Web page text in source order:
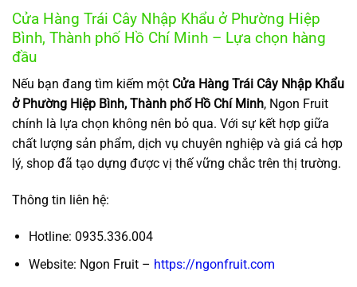
Cửa Hàng Trái Cây Nhập Khẩu ở Phường Hiệp
Bình, Thành phố Hồ Chí Minh – Lựa chọn hàng
đầu
Nếu bạn đang tìm kiếm một Cửa Hàng Trái Cây Nhập Khẩu
ở Phường Hiệp Bình, Thành phố Hồ Chí Minh, Ngon Fruit
chính là lựa chọn không nên bỏ qua. Với sự kết hợp giữa
chất lượng sản phẩm, dịch vụ chuyên nghiệp và giá cả hợp
lý, shop đã tạo dựng được vị thế vững chắc trên thị trường.
Thông tin liên hệ:
Hotline: 0935.336.004
Website: Ngon Fruit – https://ngonfruit.com